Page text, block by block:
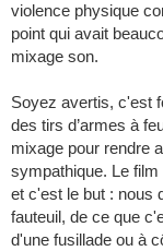
violence physique
point qui avait
mixage son.
Soyez avertis, c'est
des tirs d’armes à
mixage pour rendre
sympathique. Le
et c'est le but : nous
fauteuil, de ce que
d'une fusillade ou à